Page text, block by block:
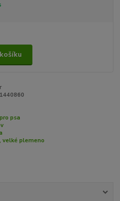
psa
velké plemeno